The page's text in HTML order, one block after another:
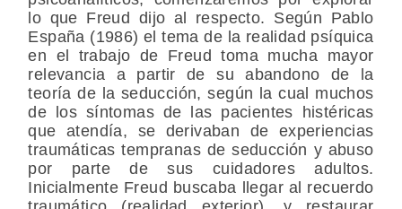
lo que Freud dijo al respecto. Según Pablo
España (1986) el tema de la realidad psíquica
en el trabajo de Freud toma mucha mayor
relevancia a partir de su abandono de la
teoría de la seducción, según la cual muchos
de los síntomas de las pacientes histéricas
que atendía, se derivaban de experiencias
traumáticas tempranas de seducción y abuso
por parte de sus cuidadores adultos.
Inicialmente Freud buscaba llegar al recuerdo